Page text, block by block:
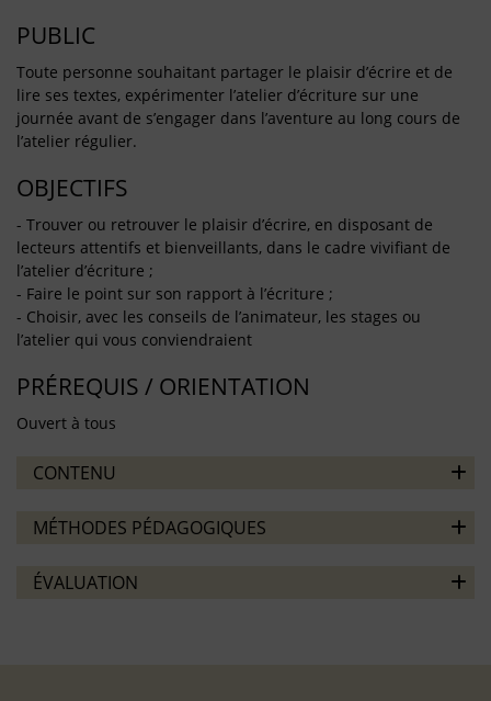
PUBLIC
Toute personne souhaitant partager le plaisir d’écrire et de
lire ses textes, expérimenter l’atelier d’écriture sur une
journée avant de s’engager dans l’aventure au long cours de
l’atelier régulier.
OBJECTIFS
- Trouver ou retrouver le plaisir d’écrire, en disposant de
lecteurs attentifs et bienveillants, dans le cadre vivifiant de
l’atelier d’écriture ;
- Faire le point sur son rapport à l’écriture ;
- Choisir, avec les conseils de l’animateur, les stages ou
l’atelier qui vous conviendraient
PRÉREQUIS / ORIENTATION
Ouvert à tous
CONTENU
MÉTHODES PÉDAGOGIQUES
ÉVALUATION